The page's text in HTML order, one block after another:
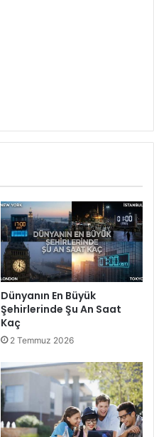
Dünyanın En Büyük
Şehirlerinde Şu An Saat
Kaç
2 Temmuz 2026